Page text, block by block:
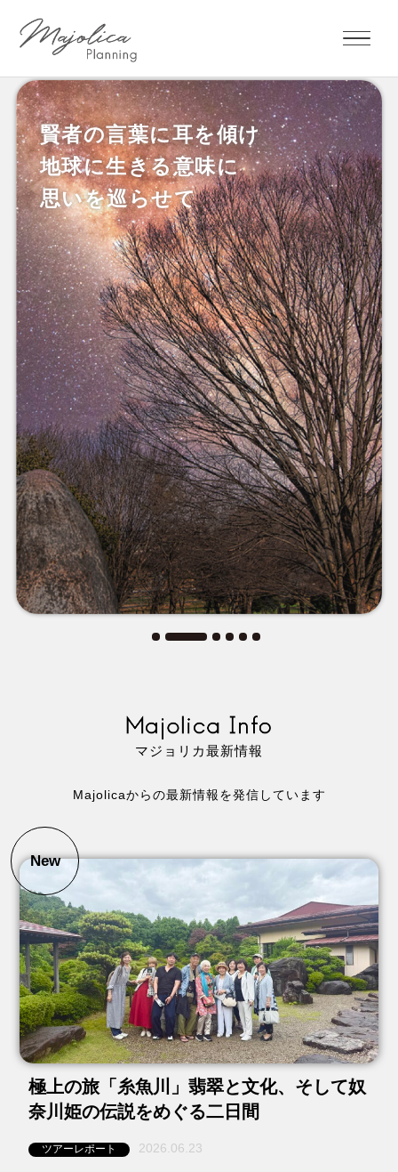
賢者とともに
新たな世界を創造する
リアルサイエンス
ファンタジー
賢者の言葉に耳を傾け
地球に生きる意味に
思いを巡らせて
心が震えるように
美しい風景が
最上の喜びに
複雑な社会のなかで
心豊かに生きる
新たな視座を提供します
リアルサイエンス
ファンタジーの
波動を受け取って、
私たちと冒険を
始めましょう
知識と知恵の宝庫
～聖なる賢者の法則～
● 地球や宇宙を俯瞰するような視野を持ち、人々を共通意
識へと導ける人
● 私利私欲に走らず、他者、社会、世界、地球、宇宙のた
めに生きる人
● 老賢者のように深い叡智を持ちながら、子どものように
純粋な心を持っている人
● 真理を洞察する知性を備えると同時に、人としての愛と
思いやりをもっている人
マジョリカ最新情報
Majolicaからの最新情報を発信しています
New
極上の旅「糸魚川」翡翠と文化、そして奴
奈川姫の伝説をめぐる二日間
ツアーレポート 2026.06.23